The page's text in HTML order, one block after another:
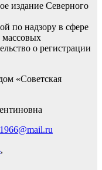
издание Северного
по надзору в сфере
о регистрации
«Советская
,